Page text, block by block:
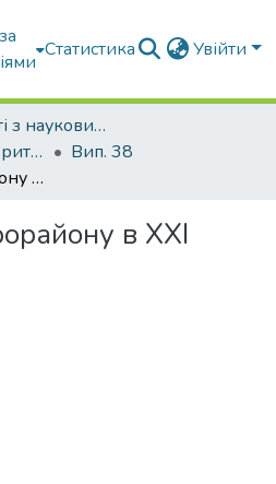
Статистика Увійти
Вибрані статті з наукових збірників КНУБА
Містобудування та територіальне планування
Вип. 38
Концепція мікрорайону в XXI столітті
в XXI